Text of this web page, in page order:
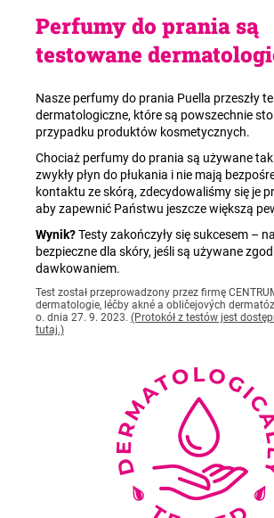
Perfumy do prania są
testowane
Nasze perfumy do prania Puella przeszły
dermatologiczne, które są powszechnie
przypadku produktów kosmetycznych.
Chociaż perfumy do prania są używane
zwykły płyn do płukania i nie mają
kontaktu ze skórą, zdecydowaliśmy się je
aby zapewnić Państwu jeszcze większą
Wynik?Testy zakończyły się sukcesem –
bezpieczne dla skóry, jeśli są używane
dawkowaniem.
Test został przeprowadzony przez firmę
dermatologie, léčby akné a obličejových
o. dnia 27. 9. 2023. (Protokół z testów jest
tutaj.)